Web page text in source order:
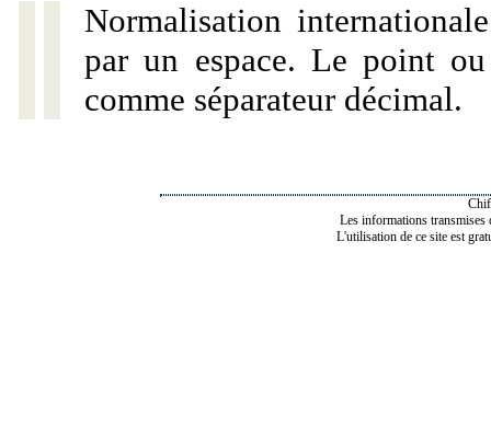
Normalisation
par un espace. Le point
comme séparateur décimal.
Les informations transmises
L'utilisation de ce site est